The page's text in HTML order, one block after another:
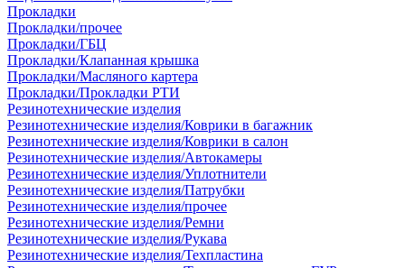
Прокладки
Прокладки/прочее
Прокладки/ГБЦ
Прокладки/Клапанная крышка
Прокладки/Масляного картера
Прокладки/Прокладки РТИ
Резинотехнические изделия
Резинотехнические изделия/Коврики в багажник
Резинотехнические изделия/Коврики в салон
Резинотехнические изделия/Автокамеры
Резинотехнические изделия/Уплотнители
Резинотехнические изделия/Патрубки
Резинотехнические изделия/прочее
Резинотехнические изделия/Ремни
Резинотехнические изделия/Рукава
Резинотехнические изделия/Техпластина